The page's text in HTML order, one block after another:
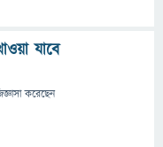
যাবে
করেছেন